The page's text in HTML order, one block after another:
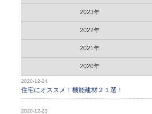
2023年
2022年
2021年
2020年
2020-12-24
住宅にオススメ！機能建材２１選！
2020-12-23